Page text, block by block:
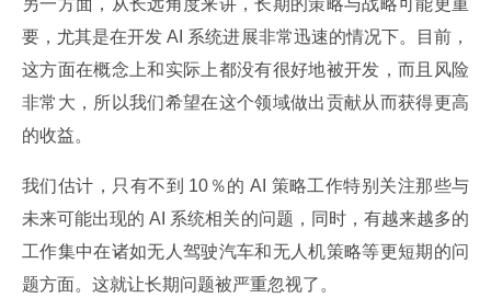
要，尤其是在开发 AI 系统进展非常迅速的情况下。目前，
这方面在概念上和实际上都没有很好地被开发，而且风险
非常大，所以我们希望在这个领域做出贡献从而获得更高
的收益。
我们估计，只有不到 10％的 AI 策略工作特别关注那些与
未来可能出现的 AI 系统相关的问题，同时，有越来越多的
工作集中在诸如无人驾驶汽车和无人机策略等更短期的问
题方面。这就让长期问题被严重忽视了。